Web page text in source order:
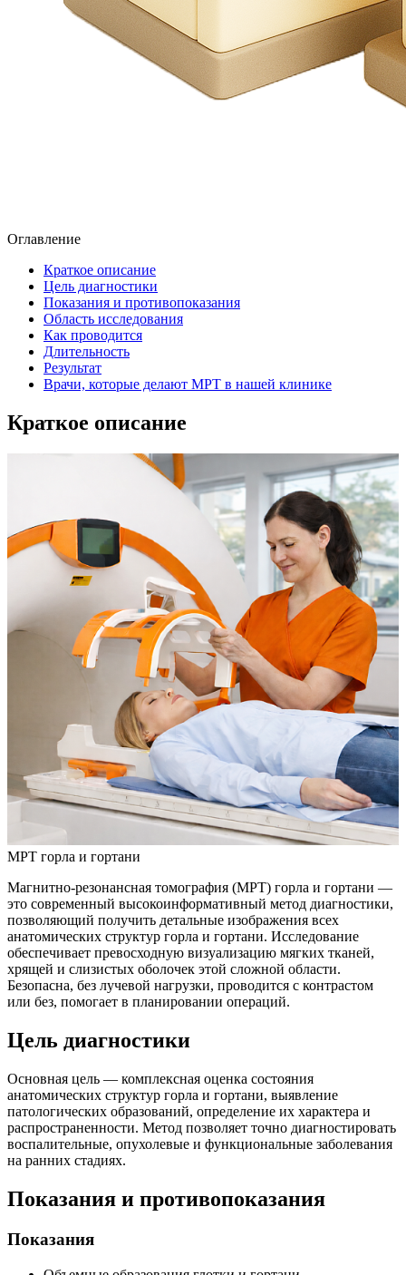
Оглавление
Краткое описание
Цель диагностики
Показания и противопоказания
Область исследования
Как проводится
Длительность
Результат
Врачи, которые делают МРТ в нашей клинике
Краткое описание
МРТ горла и гортани
Магнитно-резонансная томография (МРТ) горла и гортани —
это современный высокоинформативный метод диагностики,
позволяющий получить детальные изображения всех
анатомических структур горла и гортани. Исследование
обеспечивает превосходную визуализацию мягких тканей,
хрящей и слизистых оболочек этой сложной области.
Безопасна, без лучевой нагрузки, проводится с контрастом
или без, помогает в планировании операций.
Цель диагностики
Основная цель — комплексная оценка состояния
анатомических структур горла и гортани, выявление
патологических образований, определение их характера и
распространенности. Метод позволяет точно диагностировать
воспалительные, опухолевые и функциональные заболевания
на ранних стадиях.
Показания и противопоказания
Показания